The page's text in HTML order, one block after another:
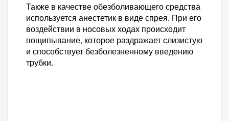
Также в качестве обезболивающего средства
используется анестетик в виде спрея. При его
воздействии в носовых ходах происходит
пощипывание, которое раздражает слизистую
и способствует безболезненному введению
трубки.